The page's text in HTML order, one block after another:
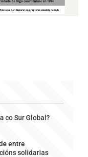
co Sur Global?
entre
solidarias